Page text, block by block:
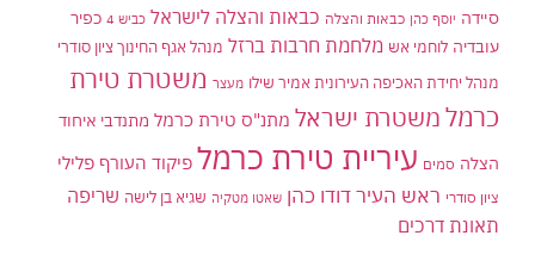
סיידה יוסף כהן כבאות והצלה כבאות והצלה לישראל כביש 4
כפיר
עובדיה לוחמי אש מלחמת חרבות ברזל מנהל אגף החינוך ציון סודרי
מנהל יחידת האכיפה העירונית אמיר שילו מעצר משטרת טירת
כרמלמשטרת ישראל מתנ"ס טירת כרמל מתנדבי איחוד
הצלה סמים עיריית טירת כרמל פיקוד העורף פלילי
ציון סודרי ראש העיר דודו כהן שאטו מטקיה שגיא בן לישה שריפה
תאונת דרכים